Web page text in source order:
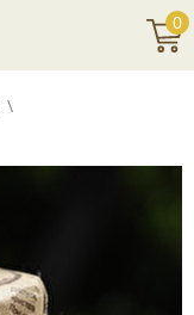
0